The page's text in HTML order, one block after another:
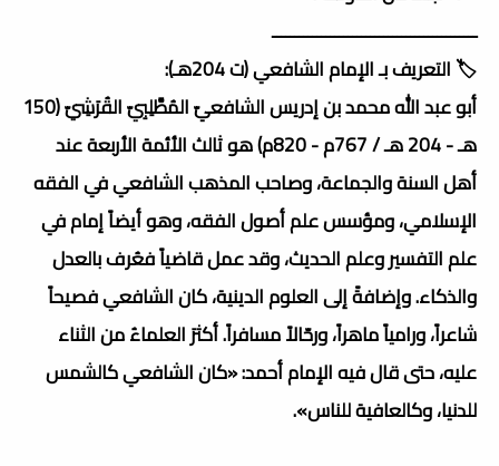
ــــــــــــــــــــــــــــــــــــــــــــــ
🏷️ التعريف بـ الإمام الشافعي (ت 204هـ):
أبو عبد الله محمد بن إدريس الشافعيّ المُطَّلِبِيّ القُرَشِيّ (150
هـ - 204 هـ / 767م - 820م) هو ثالث الأئمة الأربعة عند
أهل السنة والجماعة، وصاحب المذهب الشافعي في الفقه
الإسلامي، ومؤسس علم أصول الفقه، وهو أيضاً إمام في
علم التفسير وعلم الحديث، وقد عمل قاضياً فعُرف بالعدل
والذكاء.وإضافةً إلى العلوم الدينية، كان الشافعي فصيحاً
شاعراً، ورامياً ماهراً، ورحّالاً مسافراً. أكثرَ العلماءُ من الثناء
عليه، حتى قال فيه الإمام أحمد: «كان الشافعي كالشمس
للدنيا، وكالعافية للناس».